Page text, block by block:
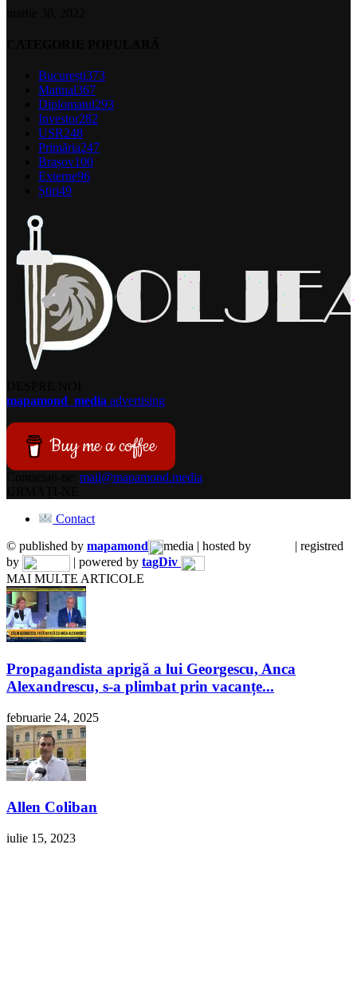
București373
Matinal367
Diplomatul293
Investor282
USR248
Primăria247
Brașov100
Externe96
Știri49
mapamond media advertising
Buy me a coffee
mail@mapamond.media
Contact
© published by mapamond media | hosted by
| registred
by
| powered by tagDiv
MAI MULTE ARTICOLE
Propagandista aprigă a lui Georgescu, Anca
Alexandrescu, s-a plimbat prin vacanțe...
februarie 24, 2025
Allen Coliban
iulie 15, 2023